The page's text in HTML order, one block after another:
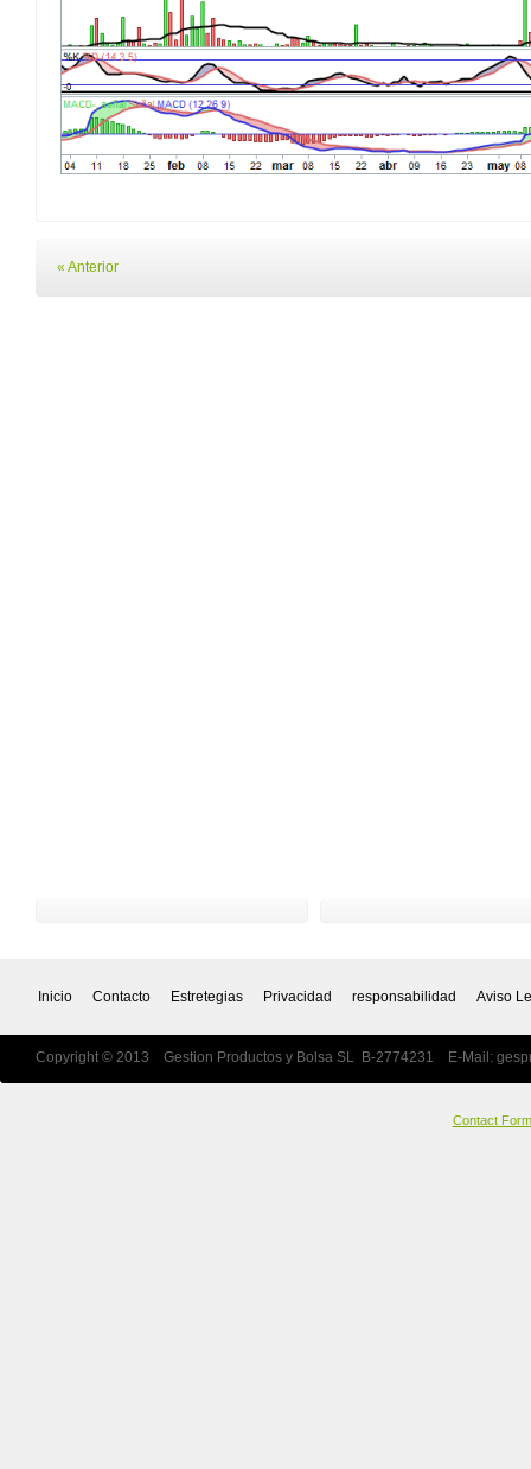
« Anterior
Inicio Contacto Estretegias Privacidad responsabilidad Aviso
Copyright © 2013 Gestion Productos y Bolsa SL B-2774231 E-Mail:
Contact Form